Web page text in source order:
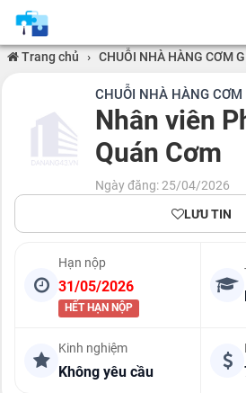
Trang chủ › CHUỖI NHÀ HÀNG CƠM
CHUỖI NHÀ HÀNG
Nhân viên
Quán Cơm
Ngày đăng: 25/04/2026
LƯU TIN
Hạn nộp
31/05/2026
HẾT HẠN NỘP
Kinh nghiệm
Không yêu cầu